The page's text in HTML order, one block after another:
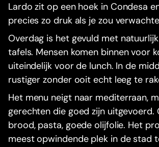
Lardo zit op een hoek in Condesa
precies zo druk als je zou
Overdag is het gevuld met
tafels. Mensen komen binnen voor
uiteindelijk voor de lunch. In de
rustiger zonder ooit echt leeg te
Het menu neigt naar mediterraan,
gerechten die goed zijn uitgevoerd.
brood, pasta, goede olijfolie. Het
meest opwindende plek in de stad